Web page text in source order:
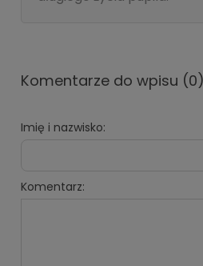
Komentarze do wpisu (0)
Imię i nazwisko:
Komentarz: